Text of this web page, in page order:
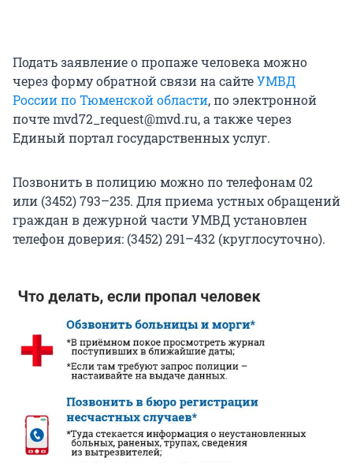
Подать заявление о пропаже человека можно
через форму обратной связи на сайтеУМВД
России по Тюменской области, по электронной
почте mvd72_request@mvd.ru, а также через
Единый портал государственных услуг.
Позвонить в полицию можно по телефонам 02
или (3452) 793–235. Для приема устных обращений
граждан в дежурной части УМВД установлен
телефон доверия: (3452) 291–432 (круглосуточно).